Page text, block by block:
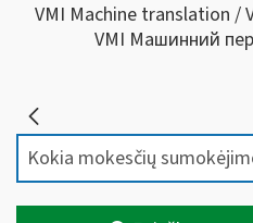
VMI Machine translation
VMI Машинний